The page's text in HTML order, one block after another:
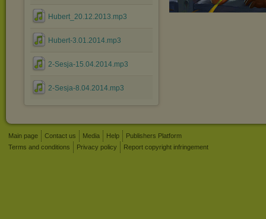
Hubert_20.12.2013.mp3
Hubert-3.01.2014.mp3
2-Sesja-15.04.2014.mp3
2-Sesja-8.04.2014.mp3
Main page Contact us Media Help
Publishers Platform
Terms and conditions
Privacy policy Report copyright infringement